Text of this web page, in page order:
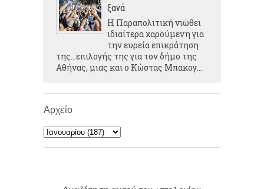
ξανά
Η Παραπολιτική νιώθει
ιδιαίτερα χαρούμενη για
την ευρεία επικράτηση
της...επιλογής της για τον δήμο της
Αθήνας, μιας και ο Κώστας Μπακογ...
Αρχείο